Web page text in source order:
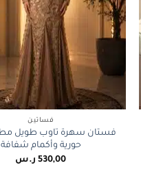
فساتين
فستان سهرة تاوب طويل
حورية وأكمام شفافة
530,00 ر.س